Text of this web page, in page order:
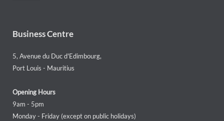
Business Centre
5, Avenue du Duc d'Edimbourg,
Port Louis - Mauritius
Opening Hours
9am - 5pm
Monday - Friday (except on public holidays)